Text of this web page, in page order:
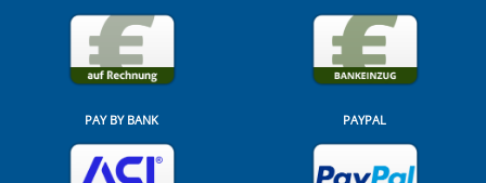
PAY BY BANK PAYPAL